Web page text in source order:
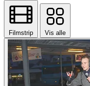
Filmstrip Vis alle